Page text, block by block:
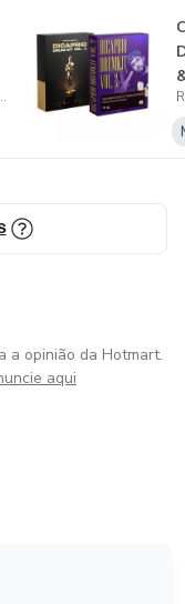
Nascimento
a opinião da Hotmart.
aqui